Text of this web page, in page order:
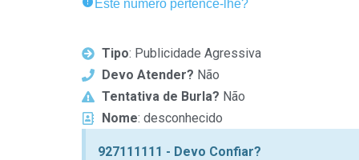
Este número pertence-lhe?
Tipo: Publicidade Agressiva
Devo Atender? Não
Tentativa de Burla? Não
Nome: desconhecido
927111111 - Devo Confiar?